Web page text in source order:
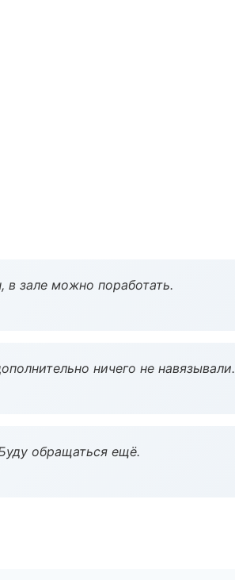
в зале можно поработать.
ничего не навязывали.
обращаться ещё.